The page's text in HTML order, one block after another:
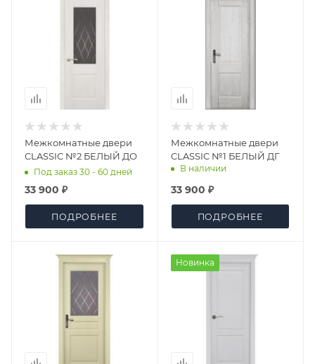
Межкомнатные двери
CLASSIC №2 БЕЛЫЙ ДО
Под заказ 30 - 60 дней
33 900 ₽
ПОДРОБНЕЕ
Межкомнатные двери
CLASSIC №1 БЕЛЫЙ ДГ
В наличии
33 900 ₽
ПОДРОБНЕЕ
Новинка